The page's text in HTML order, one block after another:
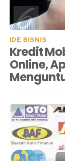
IDE BISNIS
Kredit
Online,